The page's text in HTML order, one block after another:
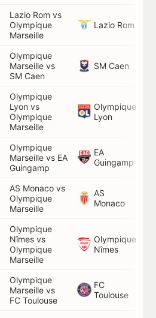
Lazio Rom vs
Olympique
Marseille
Lazio Rom
Olympique
Marseille vs
SM Caen
SM Caen
Olympique
Lyon vs
Olympique
Marseille
Olympique
Lyon
Olympique
Marseille vs EA
Guingamp
EA
Guingamp
AS Monaco vs
Olympique
Marseille
AS
Monaco
Olympique
Nîmes vs
Olympique
Marseille
Olympique
Nîmes
Olympique
Marseille vs
FC Toulouse
FC
Toulouse